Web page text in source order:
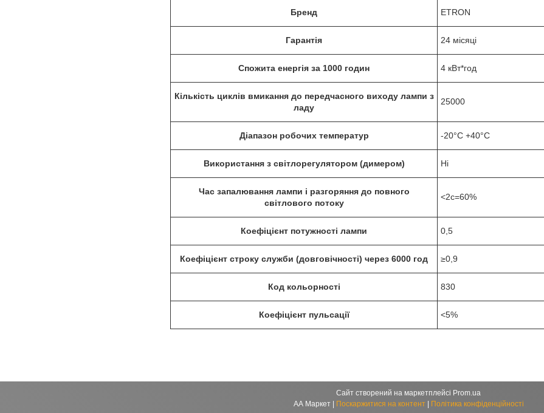
Бренд ETRON
Гарантія 24 місяці
Спожита енергія за 1000 годин 4 кВт*год
Кількість циклів вмикання до передчасного виходу лампи з
ладу
25000
Діапазон робочих температур -20°C +40°C
Використання з світлорегулятором (димером) Ні
Час запалювання лампи і разгоряння до повного
світлового потоку
<2c=60%
Коефіцієнт потужності лампи 0,5
Коефіцієнт строку служби (довговічності) через 6000 год ≥0,9
Код кольорності 830
Коефіцієнт пульсації <5%
Сайт створений на маркетплейсі Prom.ua
Поскаржитися на контент Політика конфіденційності